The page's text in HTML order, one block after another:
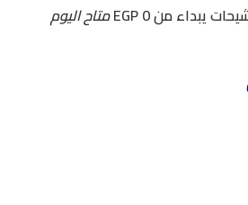
يبداء من EGP 0
متاح اليوم